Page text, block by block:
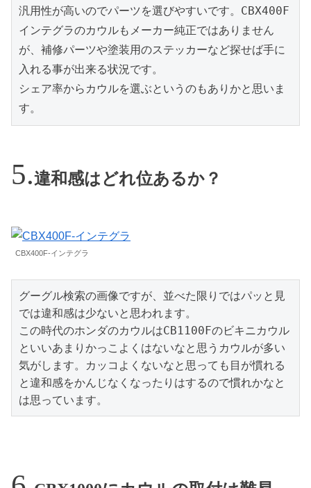
汎用性が高いのでパーツを選びやすいです。CBX400F
インテグラのカウルもメーカー純正ではありません
が、補修パーツや塗装用のステッカーなど探せば手に
入れる事が出来る状況です。
シェア率からカウルを選ぶというのもありかと思いま
す。
違和感はどれ位あるか？
CBX400F-インテグラ
グーグル検索の画像ですが、並べた限りではパッと見
では違和感は少ないと思われます。
この時代のホンダのカウルはCB1100Fのビキニカウル
といいあまりかっこよくはないなと思うカウルが多い
気がします。カッコよくないなと思っても目が慣れる
と違和感をかんじなくなったりはするので慣れかなと
は思っています。